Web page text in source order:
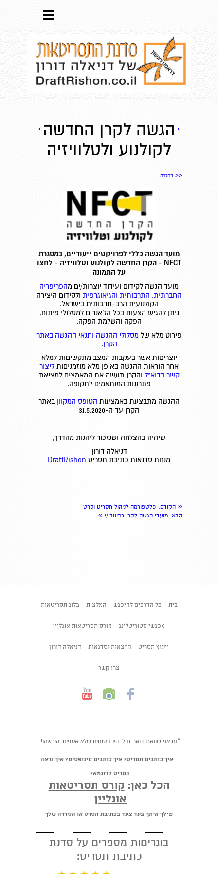
הגשה לקרן החדשה
לקולנוע ולטלוויזיה
← →
<< בחזרה
מועד הגשה כללי לפרויקטים ייעודיים, במסגרת
NFCT - הקרן החדשה לקולנוע וטלוויזיה
- לחצו
על התמונה
מועד הגשה לקידום ועידוד יוצרות/ים מהפריפריה
החברתית, התרבותית והגיאוגרפית ולקידום היצירה
הקולנועית הרב-תרבותית בישראל.
ניתן להגיש הצעות בכל הז'אנרים למסלולי פיתוח,
הפקה והשלמת הפקה.
פירוט מלא של מסלולי ההגשה ותנאי ההגשה באתר
הקרן.
יוצריםות אשר בעקבות המצב מתקשיםות למלא
אחר הוראות ההגשה באופן מלא מוזמניםות ליצור
קשר בדוא"ל והקרן תעשה את המאמצים למציאת
פתרונות המותאמים לתקופה.
ההגשה מתבצעת באמצעות הטופס המקוון באתר
הקרן עד ה-31.5.2020
שיהיה בהצלחה ושנזכור ליהנות מהדרך,
דניאלה דורון
מנחת סדנאות כתיבת תסריט DraftRishon
« הקודם: פלטפורמה לניהול תסריט וסרט
הבא: מועדי הגשה לקרן רבינוביץ »
בית כל הדרכים להיפגש המלצות בלוג תסריטאות
מפגשי סטוריטלינג קורס תסריטאות אונליין
ייעוץ תסריט הרצאות וסדנאות דניאלה דורון
צרו קשר
*גם אני שונאת דואר זבל. היו בטוחים שלא אספים. הירשמו!
איך כותבים תסריט? איך כותבים סינופסיס? איך נראה
תסריט לדוגמא?
הכל כאן: קורס תסריטאות
אונליין
שילך איתך צעד צעד בכתיבת הסרט או הסדרה שלך
בוגריםות מספרים על סדנת
כתיבת תסריט: